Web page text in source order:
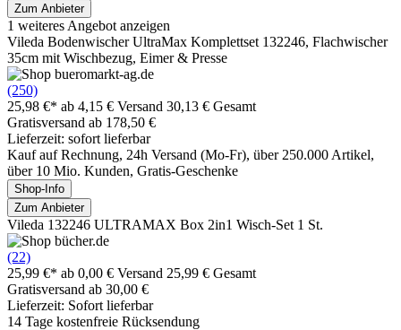
Zum Anbieter
1 weiteres Angebot anzeigen
Vileda Bodenwischer UltraMax Komplettset 132246, Flachwischer
35cm mit Wischbezug, Eimer & Presse
(250)
25,98 €* ab 4,15 € Versand 30,13 € Gesamt
Gratisversand ab 178,50 €
Lieferzeit: sofort lieferbar
Kauf auf Rechnung, 24h Versand (Mo-Fr), über 250.000 Artikel,
über 10 Mio. Kunden, Gratis-Geschenke
Shop-Info
Zum Anbieter
Vileda 132246 ULTRAMAX Box 2in1 Wisch-Set 1 St.
(22)
25,99 €* ab 0,00 € Versand 25,99 € Gesamt
Gratisversand ab 30,00 €
Lieferzeit: Sofort lieferbar
14 Tage kostenfreie Rücksendung